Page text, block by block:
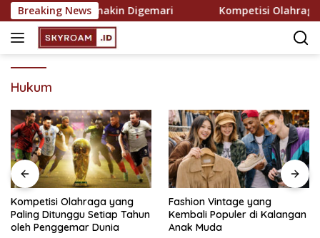
Skip
to
content
Breaking News
yang Semakin Digemari Kompetisi Olahraga
Hukum
Kompetisi Olahraga yang
Paling Ditunggu Setiap Tahun
oleh Penggemar Dunia
Fashion Vintage yang
Kembali Populer di Kalangan
Anak Muda